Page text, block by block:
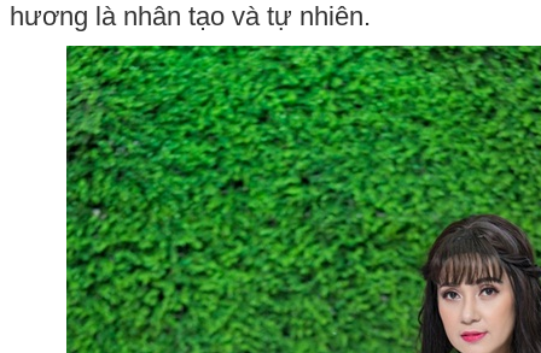
hương là nhân tạo và tự nhiên.